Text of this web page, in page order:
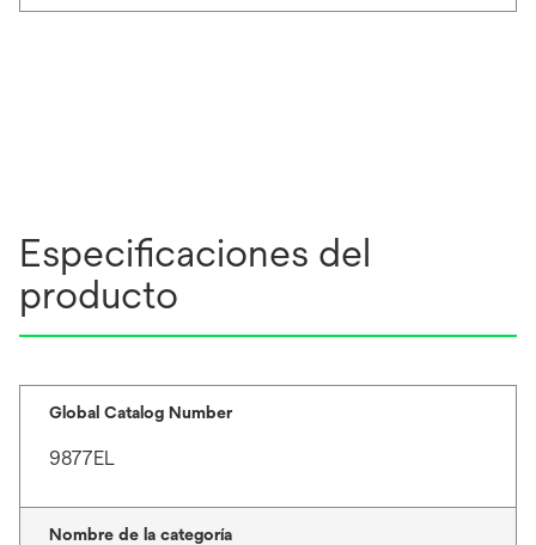
Especificaciones del
producto
Global Catalog Number
9877EL
Nombre de la categoría